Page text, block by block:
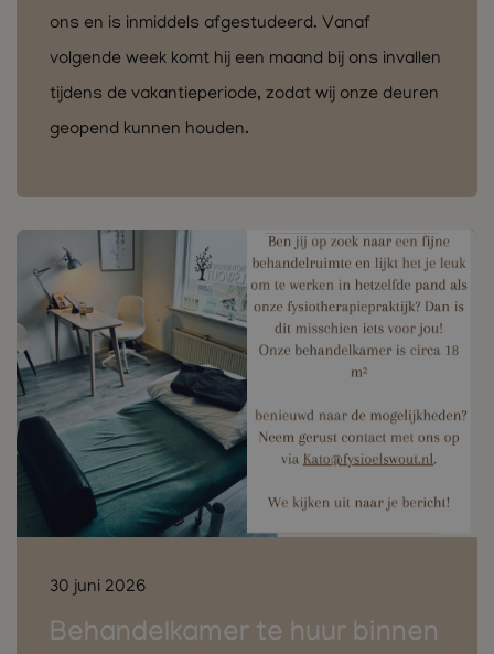
ons en is inmiddels afgestudeerd. Vanaf
volgende week komt hij een maand bij ons invallen
tijdens de vakantieperiode, zodat wij onze deuren
geopend kunnen houden.
Behandelkamer te huur binnen
30 juni 2026